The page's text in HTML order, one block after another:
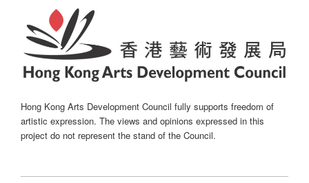
Hong Kong Arts Development Council fully supports freedom of
artistic expression. The views and opinions expressed in this
project do not represent the stand of the Council.